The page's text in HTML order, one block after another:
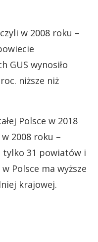
w 2008 roku –
GUS wynosiło
niższe niż
Polsce w 2018
w 2008 roku –
tylko 31 powiatów i
Polsce ma wyższe
krajowej.